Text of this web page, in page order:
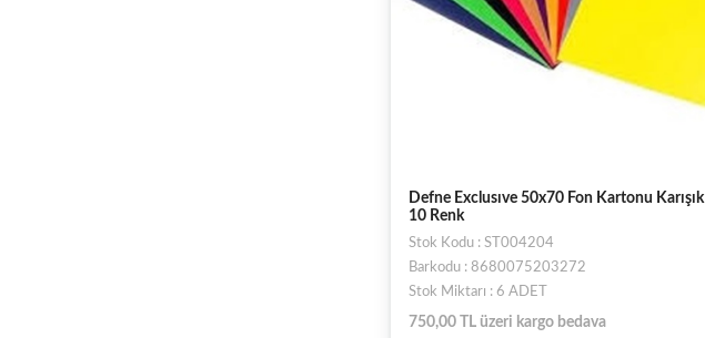
Defne Exclusıve 50x70 Fon Kartonu Karışık
10 Renk
Stok Kodu : ST004204
Barkodu : 8680075203272
Stok Miktarı : 6 ADET
750,00 TL üzeri kargo bedava